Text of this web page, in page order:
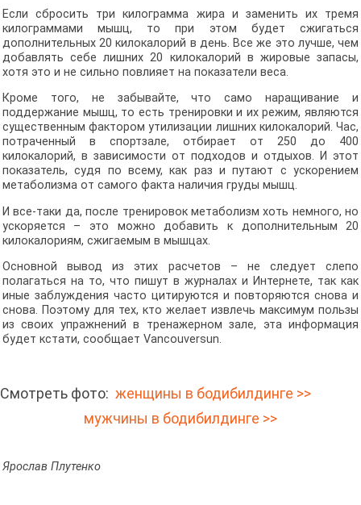
Если сбросить три килограмма жира и заменить их тремя
килограммами мышц, то при этом будет сжигаться
дополнительных 20 килокалорий в день. Все же это лучше, чем
добавлять себе лишних 20 килокалорий в жировые запасы,
хотя это и не сильно повлияет на показатели веса.
Кроме того, не забывайте, что само наращивание и
поддержание мышц, то есть тренировки и их режим, являются
существенным фактором утилизации лишних килокалорий. Час,
потраченный в спортзале, отбирает от 250 до 400
килокалорий, в зависимости от подходов и отдыхов. И этот
показатель, судя по всему, как раз и путают с ускорением
метаболизма от самого факта наличия груды мышц.
И все-таки да, после тренировок метаболизм хоть немного, но
ускоряется – это можно добавить к дополнительным 20
килокалориям, сжигаемым в мышцах.
Основной вывод из этих расчетов – не следует слепо
полагаться на то, что пишут в журналах и Интернете, так как
иные заблуждения часто цитируются и повторяются снова и
снова. Поэтому для тех, кто желает извлечь максимум пользы
из своих упражнений в тренажерном зале, эта информация
будет кстати, сообщает Vancouversun.
Смотреть фото: женщины в бодибилдинге >>
мужчины в бодибилдинге >>
Ярослав Плутенко